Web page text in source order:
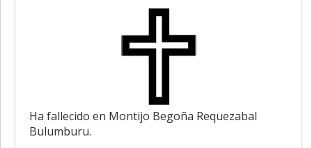
Ha fallecido en Montijo Begoña Requezabal
Bulumburu.